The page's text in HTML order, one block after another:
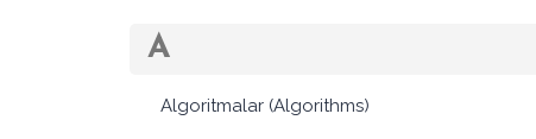
A
Algoritmalar (Algorithms)